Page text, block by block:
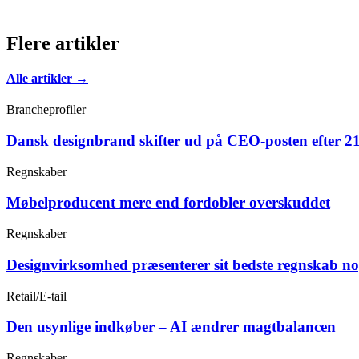
Flere artikler
Alle artikler →
Brancheprofiler
Dansk designbrand skifter ud på CEO-posten efter
Regnskaber
Møbelproducent mere end fordobler overskuddet
Regnskaber
Designvirksomhed præsenterer sit bedste regnskab
Retail/E-tail
Den usynlige indkøber – AI ændrer magtbalancen